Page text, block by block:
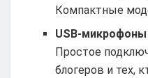
Компактные
USB-микрофоны
Простое
блогеров и тех,